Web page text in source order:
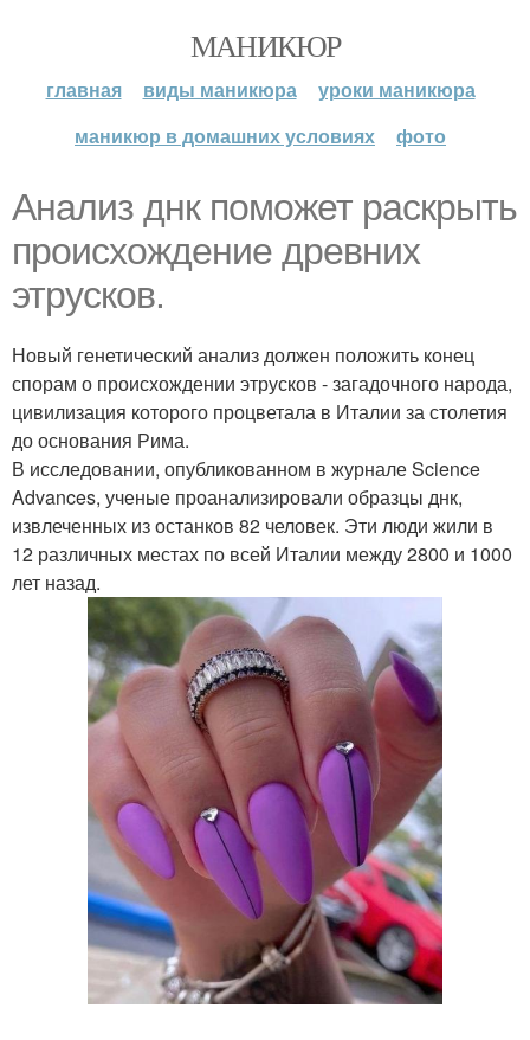
МАНИКЮР
главная виды маникюра
уроки маникюра
маникюр в домашних условиях
фото
Анализ днк поможет раскрыть
происхождение древних
этрусков.
Новый генетический анализ должен положить конец
спорам о происхождении этрусков - загадочного народа,
цивилизация которого процветала в Италии за столетия
до основания Рима.
В исследовании, опубликованном в журнале Science
Advances, ученые проанализировали образцы днк,
извлеченных из останков 82 человек. Эти люди жили в
12 различных местах по всей Италии между 2800 и 1000
лет назад.